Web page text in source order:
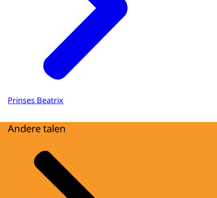
Prinses Beatrix
Andere talen